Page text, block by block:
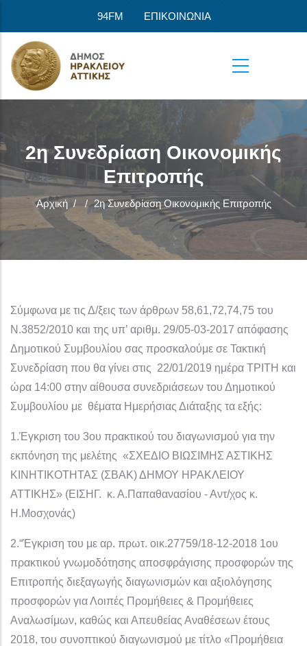
94FM ΕΠΙΚΟΙΝΩΝΙΑ
2η Συνεδρίαση Οικονομικής
Επιτροπής
Αρχική / / 2η Συνεδρίαση Οικονομικής Επιτροπής
Σύμφωνα με τις Δ/ξεις των άρθρων 58,61,72,74,75 του
Ν.3852/2010 και της υπ’ αριθμ. 29/05-03-2017 απόφασης
Δημοτικού Συμβουλίου σας προσκαλούμε σε Τακτική
Συνεδρίαση που θα γίνει στις 22/01/2019 ημέρα ΤΡΙΤΗ και
ώρα 14:00 στην αίθουσα συνεδριάσεων του Δημοτικού
Συμβουλίου με θέματα Ημερήσιας Διάταξης τα εξής:
1.Έγκριση του 3ου πρακτικού του διαγωνισμού για την
εκπόνηση της μελέτης «ΣΧΕΔΙΟ ΒΙΩΣΙΜΗΣ ΑΣΤΙΚΗΣ
ΚΙΝΗΤΙΚΟΤΗΤΑΣ (ΣΒΑΚ) ΔΗΜΟΥ ΗΡΑΚΛΕΙΟΥ
ΑΤΤΙΚΗΣ» (ΕΙΣΗΓ. κ. Α.Παπαθανασίου - Αντ/χος κ.
Η.Μοσχονάς)
2.“Έγκριση του με αρ. πρωτ. οικ.27759/18-12-2018 1ου
πρακτικού γνωμοδότησης αποσφράγισης προσφορών της
Επιτροπής διεξαγωγής διαγωνισμών και αξιολόγησης
προσφορών για Λοιπές Προμήθειες & Προμήθειες
Αναλωσίμων, καθώς και Απευθείας Αναθέσεων έτους
2018, του συνοπτικού διαγωνισμού με τίτλο «Προμήθεια